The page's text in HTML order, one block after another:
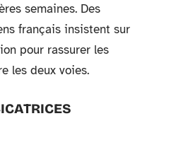
semaines. Des
français insistent sur
pour rassurer les
les deux voies.